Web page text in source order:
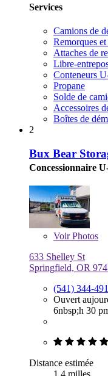
Services
Camions de
Remorques
Attaches de
Libre-
Conteneurs
Propane
Solde de
Accessoires
Boîtes de
2
Bux Bear
Concessionnaire
VoirPhotos
633 Shelley St
Springfield, OR
(541) 344-
Ouvert
6nbsp;h 30
Distance estimée
1,4 milles